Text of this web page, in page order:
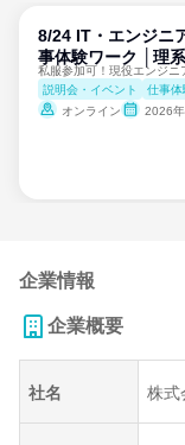
8/24 IT・エンジニ
事体験ワーク │理系
私服参加可！現役エンジニ
説明会・イベント
仕事体
オンライン
2026年
企業情報
企業概要
社名 株式